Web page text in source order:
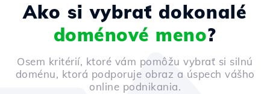
Ako si vybrať dokonalé
doménové meno?
Osem kritérií, ktoré vám pomôžu vybrať si silnú
doménu, ktorá podporuje obraz a úspech vášho
online podnikania.